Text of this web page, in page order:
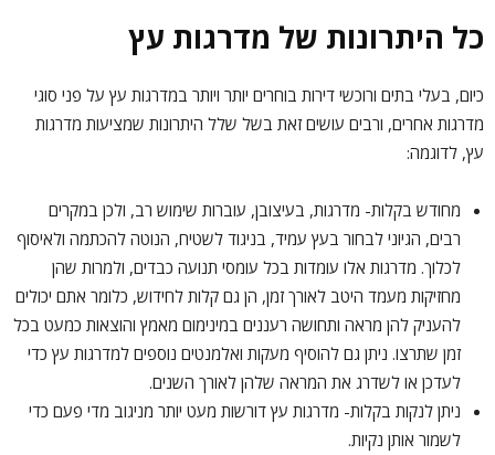
כל היתרונות של מדרגות עץ
כיום, בעלי בתים ורוכשי דירות בוחרים יותר ויותר במדרגות עץ על פני סוגי
מדרגות אחרים, ורבים עושים זאת בשל שלל היתרונות שמציעות מדרגות
עץ, לדוגמה:
מחודש בקלות- מדרגות, בעיצובן, עוברות שימוש רב, ולכן במקרים
רבים, הגיוני לבחור בעץ עמיד, בניגוד לשטיח, הנוטה להכתמה ולאיסוף
לכלוך. מדרגות אלו עומדות בכל עומסי תנועה כבדים, ולמרות שהן
מחזיקות מעמד היטב לאורך זמן, הן גם קלות לחידוש, כלומר אתם יכולים
להעניק להן מראה ותחושה רעננים במינימום מאמץ והוצאות כמעט בכל
זמן שתרצו. ניתן גם להוסיף מעקות ואלמנטים נוספים למדרגות עץ כדי
לעדכן או לשדרג את המראה שלהן לאורך השנים.
ניתן לנקות בקלות- מדרגות עץ דורשות מעט יותר מניגוב מדי פעם כדי
לשמור אותן נקיות.